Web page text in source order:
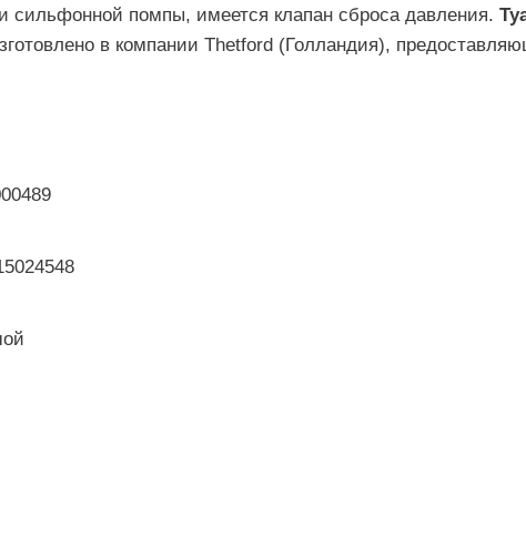
сильфонной помпы, имеется клапан сброса давления.
в компании Thetford (Голландия),